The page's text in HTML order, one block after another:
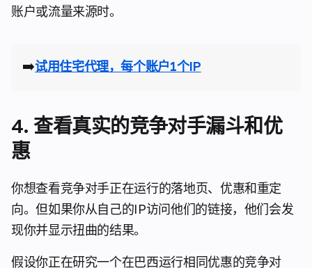
账户或流量来源时。
➡️试用住宅代理，每个账户1个IP
4. 查看真实的竞争对手漏斗和优
惠
你想查看竞争对手正在运行的落地页、优惠和重定
向。但如果你从自己的IP访问他们的链接，他们会发
现你并显示扭曲的结果。
假设你正在研究一个在巴西运行相同优惠的竞争对